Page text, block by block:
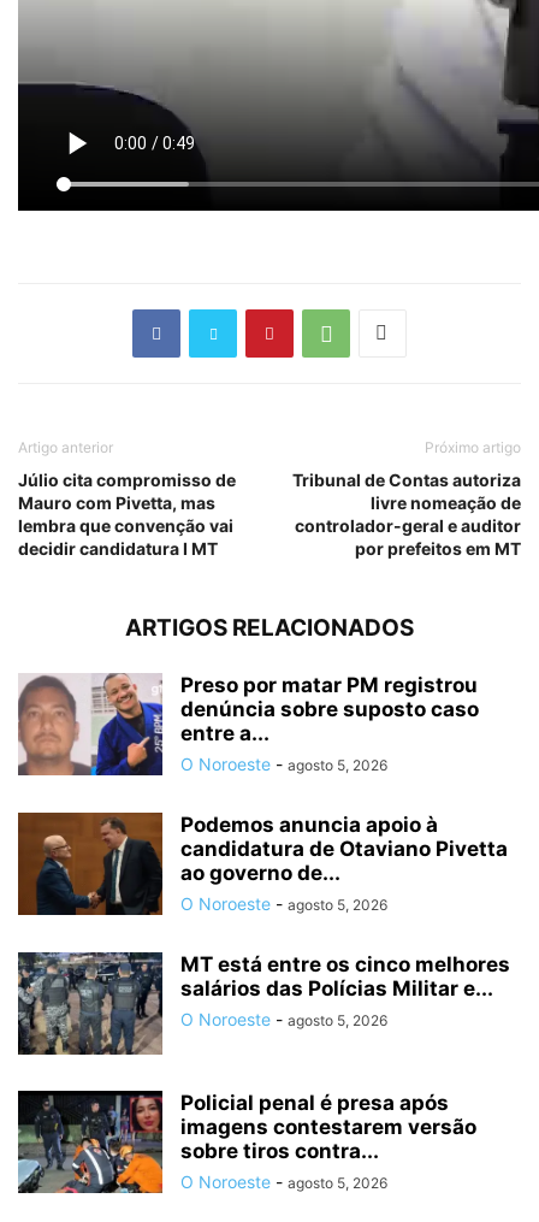
Artigo anterior
Júlio cita compromisso de
Mauro com Pivetta, mas
lembra que convenção vai
decidir candidatura I MT
Próximo artigo
Tribunal de Contas autoriza
livre nomeação de
controlador-geral e auditor
por prefeitos em MT
ARTIGOS RELACIONADOS
Preso por matar PM registrou
denúncia sobre suposto caso
entre a...
O Noroeste - agosto 5, 2026
Podemos anuncia apoio à
candidatura de Otaviano Pivetta
ao governo de...
O Noroeste - agosto 5, 2026
MT está entre os cinco melhores
salários das Polícias Militar e...
O Noroeste - agosto 5, 2026
Policial penal é presa após
imagens contestarem versão
sobre tiros contra...
O Noroeste - agosto 5, 2026